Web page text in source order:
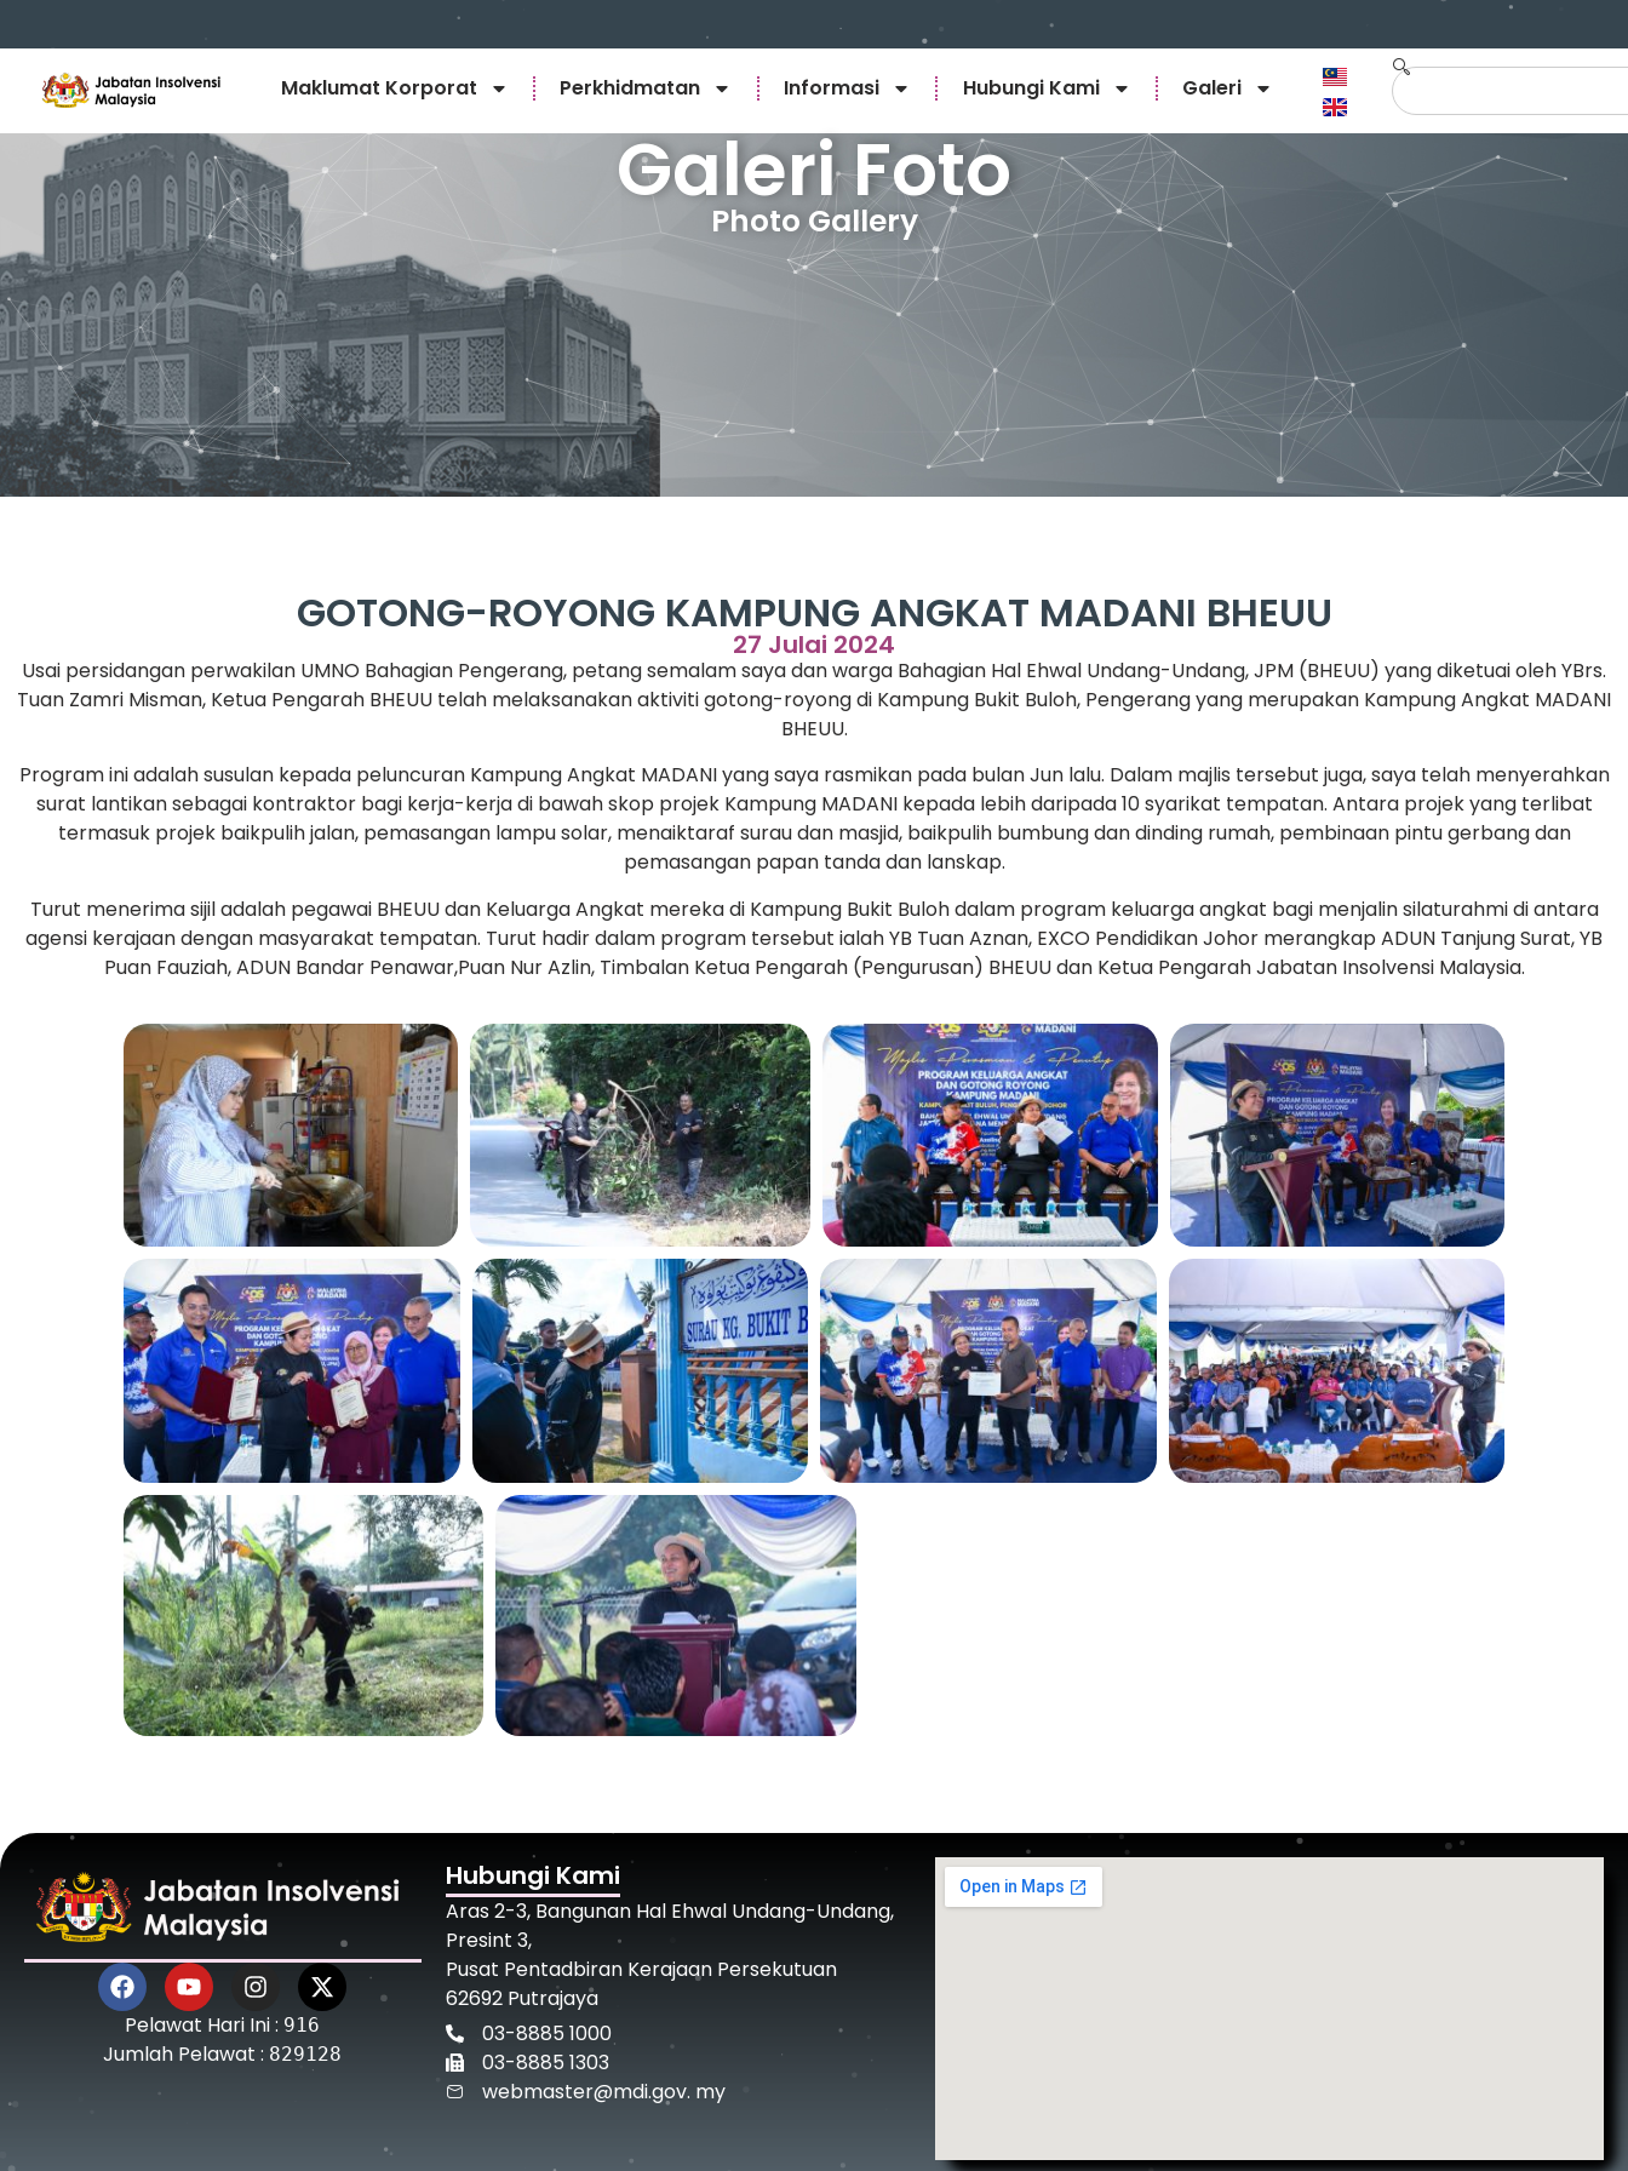
Maklumat Korporat Perkhidmatan Informasi Hubungi Kami Galeri
Galeri Foto
Photo Gallery
GOTONG-ROYONG KAMPUNG ANGKAT MADANI BHEUU
27 Julai 2024
Usai persidangan perwakilan UMNO Bahagian Pengerang, petang semalam saya dan warga Bahagian Hal Ehwal Undang-Undang, JPM (BHEUU) yang diketuai oleh YBrs.
Tuan Zamri Misman, Ketua Pengarah BHEUU telah melaksanakan aktiviti gotong-royong di Kampung Bukit Buloh, Pengerang yang merupakan Kampung Angkat MADANI
BHEUU.
Program ini adalah susulan kepada peluncuran Kampung Angkat MADANI yang saya rasmikan pada bulan Jun lalu. Dalam majlis tersebut juga, saya telah menyerahkan
surat lantikan sebagai kontraktor bagi kerja-kerja di bawah skop projek Kampung MADANI kepada lebih daripada 10 syarikat tempatan. Antara projek yang terlibat
termasuk projek baikpulih jalan, pemasangan lampu solar, menaiktaraf surau dan masjid, baikpulih bumbung dan dinding rumah, pembinaan pintu gerbang dan
pemasangan papan tanda dan lanskap.
Turut menerima sijil adalah pegawai BHEUU dan Keluarga Angkat mereka di Kampung Bukit Buloh dalam program keluarga angkat bagi menjalin silaturahmi di antara
agensi kerajaan dengan masyarakat tempatan. Turut hadir dalam program tersebut ialah YB Tuan Aznan, EXCO Pendidikan Johor merangkap ADUN Tanjung Surat, YB
Puan Fauziah, ADUN Bandar Penawar,Puan Nur Azlin, Timbalan Ketua Pengarah (Pengurusan) BHEUU dan Ketua Pengarah Jabatan Insolvensi Malaysia.
Pelawat Hari Ini : 916
Jumlah Pelawat : 829128
Hubungi Kami
Aras 2-3, Bangunan Hal Ehwal Undang-Undang,
Presint 3,
Pusat Pentadbiran Kerajaan Persekutuan
62692 Putrajaya
03-8885 1000
03-8885 1303
webmaster@mdi.gov. my